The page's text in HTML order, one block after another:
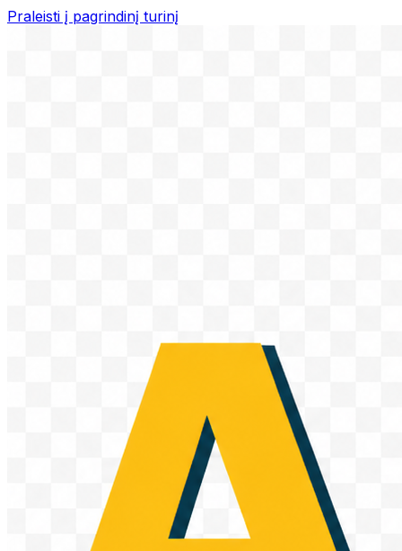
Praleisti į pagrindinį turinį